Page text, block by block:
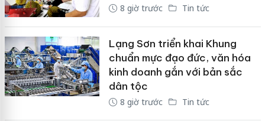
8 giờ trước Tin tức
Lạng Sơn triển khai Khung
chuẩn mực đạo đức, văn hóa
kinh doanh gắn với bản sắc
dân tộc
8 giờ trước Tin tức